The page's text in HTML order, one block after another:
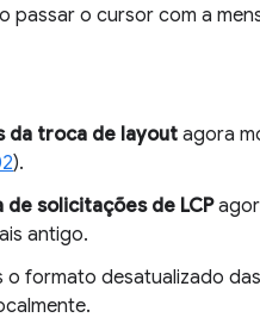
passar o cursor com a
da troca de layout agora
).
solicitações de LCP
antigo.
o formato desatualizado